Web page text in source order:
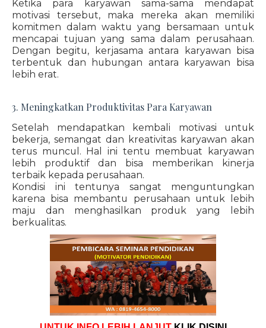
Ketika para karyawan sama-sama mendapat
motivasi tersebut, maka mereka akan memiliki
komitmen dalam waktu yang bersamaan untuk
mencapai tujuan yang sama dalam perusahaan.
Dengan begitu, kerjasama antara karyawan bisa
terbentuk dan hubungan antara karyawan bisa
lebih erat.
3. Meningkatkan Produktivitas Para Karyawan
Setelah mendapatkan kembali motivasi untuk
bekerja, semangat dan kreativitas karyawan akan
terus muncul. Hal ini tentu membuat karyawan
lebih produktif dan bisa memberikan kinerja
terbaik kepada perusahaan.
Kondisi ini tentunya sangat menguntungkan
karena bisa membantu perusahaan untuk lebih
maju dan menghasilkan produk yang lebih
berkualitas.